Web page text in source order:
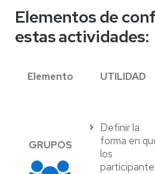
Elementos de
estas actividades:
Elemento UTILIDAD
GRUPOS
Definir la
forma en
los